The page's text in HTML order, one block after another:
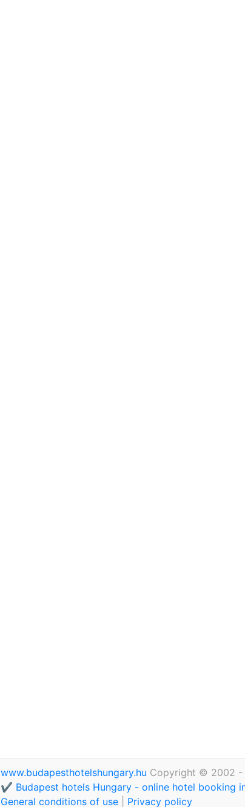
www.budapesthotelshungary.hu Copyright © 2002 -
✔️ Budapest hotels Hungary - online hotel booking
General conditions of use
Privacy policy